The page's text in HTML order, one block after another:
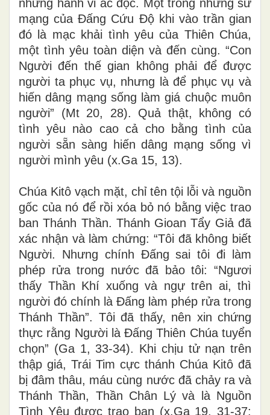
những hành vi ác độc. Một trong những sứ
mạng của Đấng Cứu Độ khi vào trần gian
đó là mạc khải tình yêu của Thiên Chúa,
một tình yêu toàn diện và đến cùng. “Con
Người đến thế gian không phải để được
người ta phục vụ, nhưng là để phục vụ và
hiến dâng mạng sống làm giá chuộc muôn
người” (Mt 20, 28). Quả thật, không có
tình yêu nào cao cả cho bằng tình của
người sẵn sàng hiến dâng mạng sống vì
người mình yêu (x.Ga 15, 13).
Chúa Kitô vạch mặt, chỉ tên tội lỗi và nguồn
gốc của nó để rồi xóa bỏ nó bằng việc trao
ban Thánh Thần. Thánh Gioan Tẩy Giả đã
xác nhận và làm chứng: “Tôi đã không biết
Người. Nhưng chính Đấng sai tôi đi làm
phép rửa trong nước đã bảo tôi: “Ngươi
thấy Thần Khí xuống và ngự trên ai, thì
người đó chính là Đấng làm phép rửa trong
Thánh Thần”. Tôi đã thấy, nên xin chứng
thực rằng Người là Đấng Thiên Chúa tuyển
chọn” (Ga 1, 33-34). Khi chịu tử nạn trên
thập giá, Trái Tim cực thánh Chúa Kitô đã
bị đâm thâu, máu cùng nước đã chảy ra và
Thánh Thần, Thần Chân Lý và là Nguồn
Tình Yêu được trao ban (x.Ga 19, 31-37;